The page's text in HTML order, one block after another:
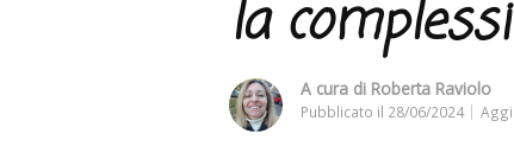
la
A cura di Roberta Raviolo
Pubblicato il 28/06/2024